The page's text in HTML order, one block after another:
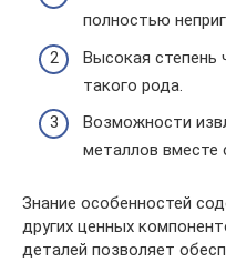
полностью
Высокая степень
такого рода.
Возможности
металлов вместе
Знание особенностей
других ценных
деталей позволяет